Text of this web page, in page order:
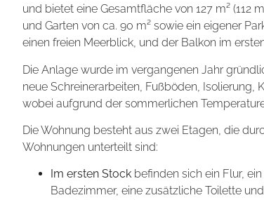
und bietet eine Gesamtfläche von 127 m² (112
und Garten von ca. 90 m² sowie ein eigener
einen freien Meerblick, und der Balkon im
Die Anlage wurde im vergangenen Jahr
neue Schreinerarbeiten, Fußböden,
wobei aufgrund der sommerlichen
Die Wohnung besteht aus zwei Etagen, die
Wohnungen unterteilt sind:
Im ersten Stock befinden sich ein Flur,
Badezimmer, eine zusätzliche Toilette